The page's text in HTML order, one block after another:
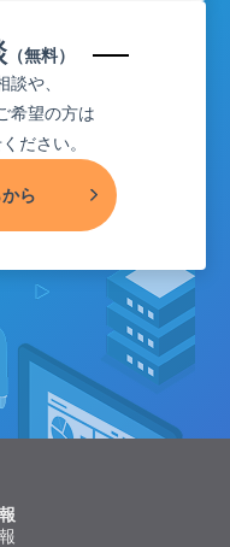
（無料）
や、
希望の方は
ださい。
ら